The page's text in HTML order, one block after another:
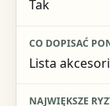
Tak
Lista